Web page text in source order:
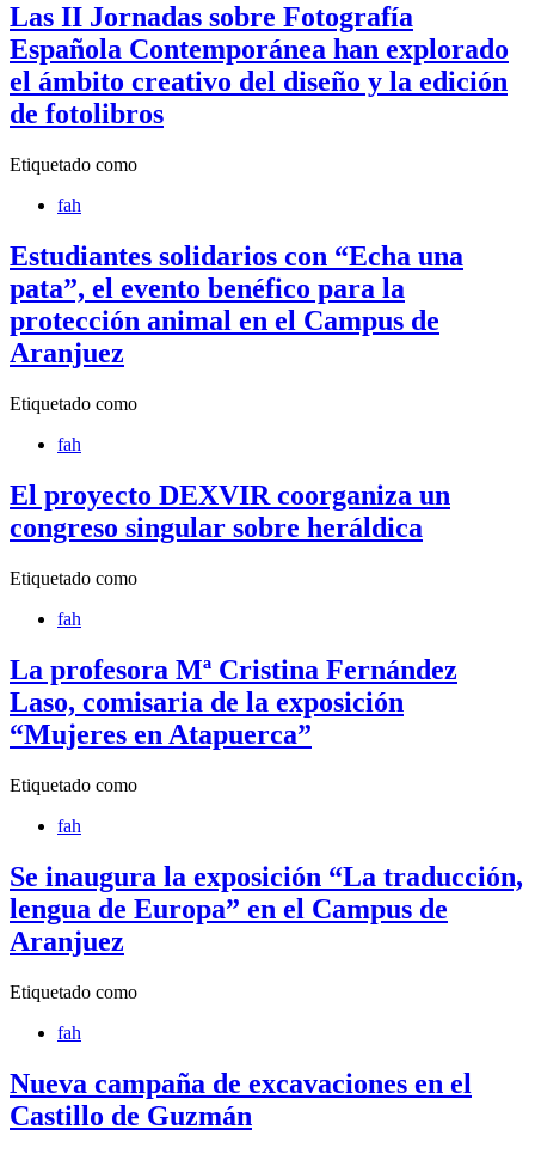
Las II Jornadas sobre Fotografía
Española Contemporánea han explorado
el ámbito creativo del diseño y la edición
de fotolibros
Etiquetado como
fah
Estudiantes solidarios con “Echa una
pata”, el evento benéfico para la
protección animal en el Campus de
Aranjuez
Etiquetado como
fah
El proyecto DEXVIR coorganiza un
congreso singular sobre heráldica
Etiquetado como
fah
La profesora Mª Cristina Fernández
Laso, comisaria de la exposición
“Mujeres en Atapuerca”
Etiquetado como
fah
Se inaugura la exposición “La traducción,
lengua de Europa” en el Campus de
Aranjuez
Etiquetado como
fah
Nueva campaña de excavaciones en el
Castillo de Guzmán